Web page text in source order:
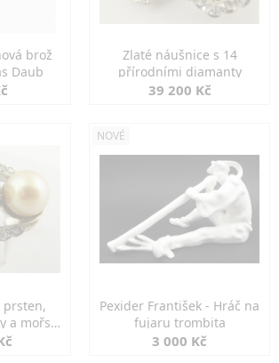
brož
Daub
Zlaté náušnice s 14
přírodními diamanty
39 200 Kč
prsten,
a mořské
NOVÉ
Pexider František - Hráč na
fujaru trombita
3 000 Kč